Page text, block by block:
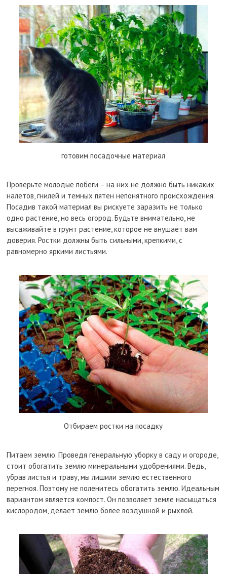
готовим посадочные материал
Проверьте молодые побеги – на них не должно быть никаких
налетов, гнилей и темных пятен непонятного происхождения.
Посадив такой материал вы рискуете заразить не только
одно растение, но весь огород. Будьте внимательно, не
высаживайте в грунт растение, которое не внушает вам
доверия. Ростки должны быть сильными, крепкими, с
равномерно яркими листьями.
Отбираем ростки на посадку
Питаем землю. Проведя генеральную уборку в саду и огороде,
стоит обогатить землю минеральными удобрениями. Ведь,
убрав листья и траву, мы лишили землю естественного
перегноя. Поэтому не поленитесь обогатить землю. Идеальным
вариантом является компост. Он позволяет земле насыщаться
кислородом, делает землю более воздушной и рыхлой.